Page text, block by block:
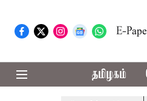
E-
தமிழகம்